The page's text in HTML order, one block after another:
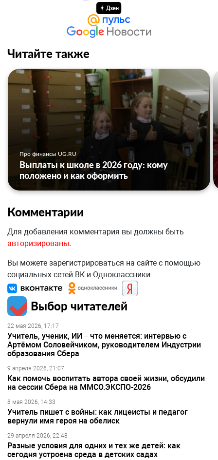
Читайте также
Про финансы UG.RU
Выплаты к школе в 2026 году: кому
положено и как оформить
Комментарии
Для добавления комментария вы должны быть
авторизированы.
Вы можете зарегистрироваться на сайте с помощью
социальных сетей ВК и Одноклассники
Выбор читателей
22 мая 2026, 17:17
Учитель, ученик, ИИ – что меняется: интервью с
Артёмом Соловейчиком, руководителем Индустрии
образования Сбера
9 апреля 2026, 21:07
Как помочь воспитать автора своей жизни, обсудили
на сессии Сбера на ММСО.ЭКСПО-2026
8 мая 2026, 14:33
Учитель пишет с войны: как лицеисты и педагог
вернули имя героя на обелиск
29 апреля 2026, 22:48
Разные условия для одних и тех же детей: как
сегодня устроена среда в детских садах